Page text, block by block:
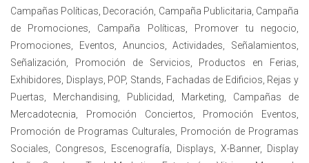
Campañas Políticas, Decoración, Campaña Publicitaria, Campaña
de Promociones, Campaña Políticas, Promover tu negocio,
Promociones, Eventos, Anuncios, Actividades, Señalamientos,
Señalización, Promoción de Servicios, Productos en Ferias,
Exhibidores, Displays, POP, Stands, Fachadas de Edificios, Rejas y
Puertas, Merchandising, Publicidad, Marketing, Campañas de
Mercadotecnia, Promoción Conciertos, Promoción Eventos,
Promoción de Programas Culturales, Promoción de Programas
Sociales, Congresos, Escenografía, Displays, X-Banner, Display